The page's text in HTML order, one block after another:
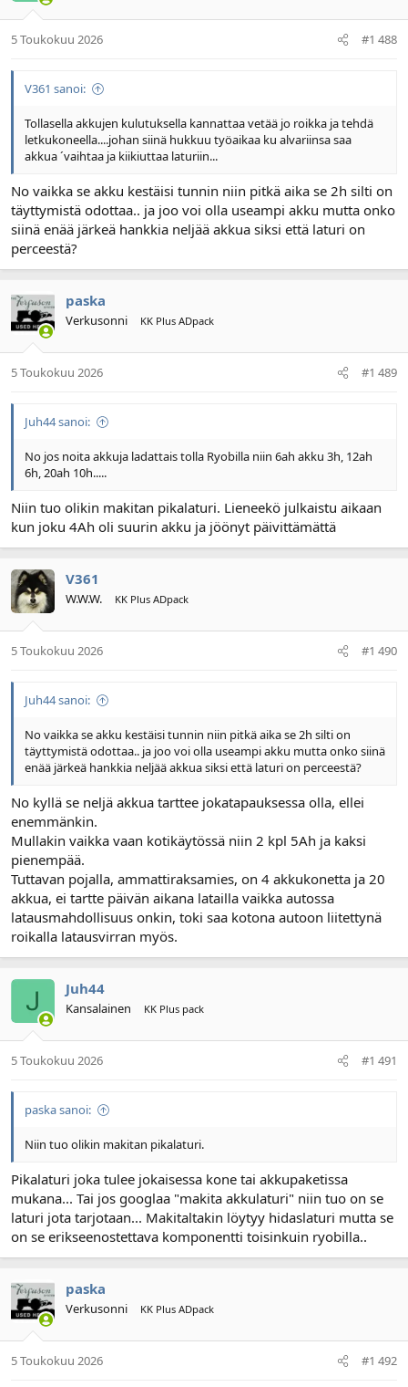
5 Toukokuu 2026 #1 488
V361 sanoi:
Tollasella akkujen kulutuksella kannattaa vetää jo roikka ja tehdä
letkukoneella....johan siinä hukkuu työaikaa ku alvariinsa saa
akkua ´vaihtaa ja kiikiuttaa laturiin...
No vaikka se akku kestäisi tunnin niin pitkä aika se 2h silti on
täyttymistä odottaa.. ja joo voi olla useampi akku mutta onko
siinä enää järkeä hankkia neljää akkua siksi että laturi on
perceestä?
paska
Verkusonni KK Plus ADpack
5 Toukokuu 2026 #1 489
Juh44 sanoi:
No jos noita akkuja ladattais tolla Ryobilla niin 6ah akku 3h, 12ah
6h, 20ah 10h.....
Niin tuo olikin makitan pikalaturi. Lieneekö julkaistu aikaan
kun joku 4Ah oli suurin akku ja jöönyt päivittämättä
V361
W.W.W. KK Plus ADpack
5 Toukokuu 2026 #1 490
Juh44 sanoi:
No vaikka se akku kestäisi tunnin niin pitkä aika se 2h silti on
täyttymistä odottaa.. ja joo voi olla useampi akku mutta onko siinä
enää järkeä hankkia neljää akkua siksi että laturi on perceestä?
No kyllä se neljä akkua tarttee jokatapauksessa olla, ellei
enemmänkin.
Mullakin vaikka vaan kotikäytössä niin 2 kpl 5Ah ja kaksi
pienempää.
Tuttavan pojalla, ammattiraksamies, on 4 akkukonetta ja 20
akkua, ei tartte päivän aikana latailla vaikka autossa
latausmahdollisuus onkin, toki saa kotona autoon liitettynä
roikalla latausvirran myös.
Juh44
Kansalainen KK Plus pack
5 Toukokuu 2026 #1 491
paska sanoi:
Niin tuo olikin makitan pikalaturi.
Pikalaturi joka tulee jokaisessa kone tai akkupaketissa
mukana... Tai jos googlaa "makita akkulaturi" niin tuo on se
laturi jota tarjotaan... Makitaltakin löytyy hidaslaturi mutta se
on se erikseenostettava komponentti toisinkuin ryobilla..
paska
Verkusonni KK Plus ADpack
5 Toukokuu 2026 #1 492